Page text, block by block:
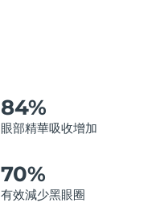
84%
眼部精華吸收增加
70%
有效減少黑眼圈
預計送達日期
預計送達日期